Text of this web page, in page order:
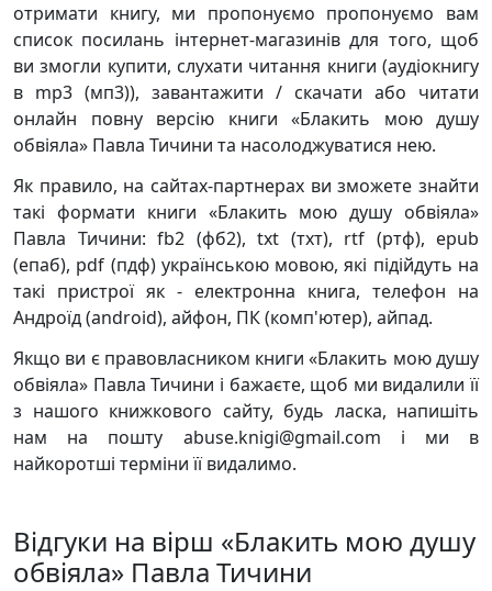
отримати книгу, ми пропонуємо пропонуємо вам
список посилань інтернет-магазинів для того, щоб
ви змогли купити, слухати читання книги (аудіокнигу
в mp3 (мп3)), завантажити / скачати або читати
онлайн повну версію книги «Блакить мою душу
обвіяла» Павла Тичини та насолоджуватися нею.
Як правило, на сайтах-партнерах ви зможете знайти
такі формати книги «Блакить мою душу обвіяла»
Павла Тичини: fb2 (фб2), txt (тхт), rtf (ртф), epub
(епаб), pdf (пдф) українською мовою, які підійдуть на
такі пристрої як - електронна книга, телефон на
Андроїд (android), айфон, ПК (комп'ютер), айпад.
Якщо ви є правовласником книги «Блакить мою душу
обвіяла» Павла Тичини і бажаєте, щоб ми видалили її
з нашого книжкового сайту, будь ласка, напишіть
нам на пошту abuse.knigi@gmail.com і ми в
найкоротші терміни її видалимо.
Відгуки на вірш «Блакить мою душу
обвіяла» Павла Тичини